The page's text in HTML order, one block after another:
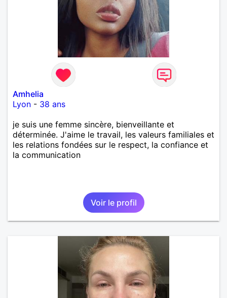
Amhelia
Lyon - 38 ans
je suis une femme sincère, bienveillante et
déterminée. J'aime le travail, les valeurs familiales et
les relations fondées sur le respect, la confiance et
la communication
Voir le profil